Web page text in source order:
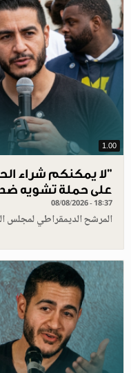
1.00
"لا يمكنكم شراء
على حملة تشويه ضده بـ60 مليون
08/08/2026 - 18:37
المرشح الديمقراطي لمجلس